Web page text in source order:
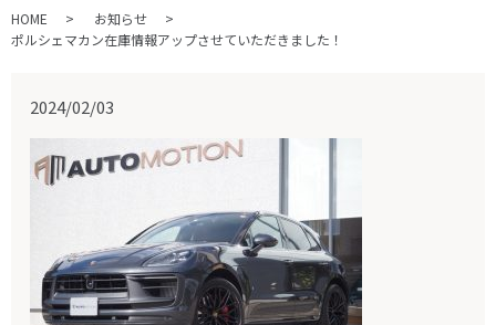
HOME
お知らせ
ポルシェマカン在庫情報アップさせていただきました！
2024/02/03